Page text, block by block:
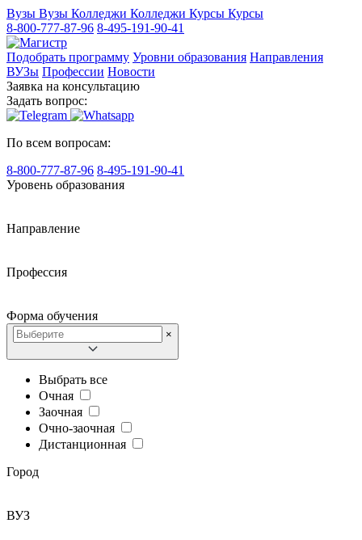
Вузы Вузы Колледжи Колледжи Курсы Курсы
8-800-777-87-96 8-495-191-90-41
Подобрать программу Уровни образования Направления
ВУЗы Профессии Новости
Заявка на консультацию
Задать вопрос:
По всем вопросам:
8-800-777-87-96 8-495-191-90-41
Уровень образования
Направление
Профессия
Форма обучения
×
Выбрать все
Очная
Заочная
Очно-заочная
Дистанционная
Город
ВУЗ